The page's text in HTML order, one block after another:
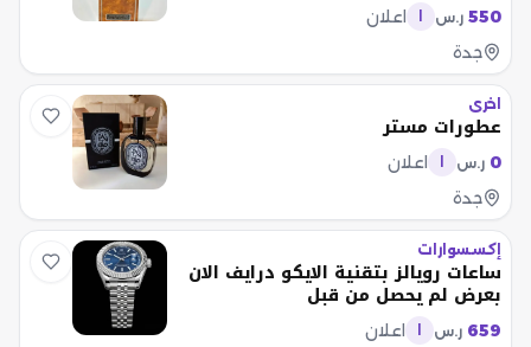
550 ر.س
اعلان
جدة
اخرى
عطورات مستر
0 ر.س
اعلان
جدة
إكسسوارات
ساعات رويالز بتقنية الايكو درايف الان
بعرض لم يحصل من قبل
659 ر.س
اعلان